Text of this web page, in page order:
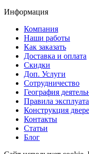
Информация
Компания
Наши работы
Как заказать
Доставка и оплата
Скидки
Доп. Услуги
Сотрудничество
География
Правила
Конструкция
Контакты
Статьи
Блог